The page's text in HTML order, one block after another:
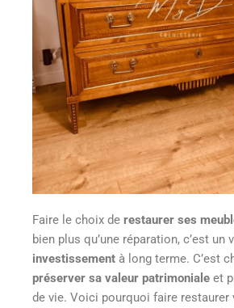
Faire le choix de restaurer ses
bien plus qu’une réparation, c’est un
investissement à long terme. C’est
préserver sa valeur patrimoniale et
de vie. Voici pourquoi faire restaurer